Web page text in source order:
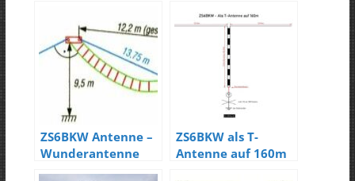
ZS6BKW Antenne –
Wunderantenne
für 6 – 10 Bänder
ZS6BKW als T-
Antenne auf 160m